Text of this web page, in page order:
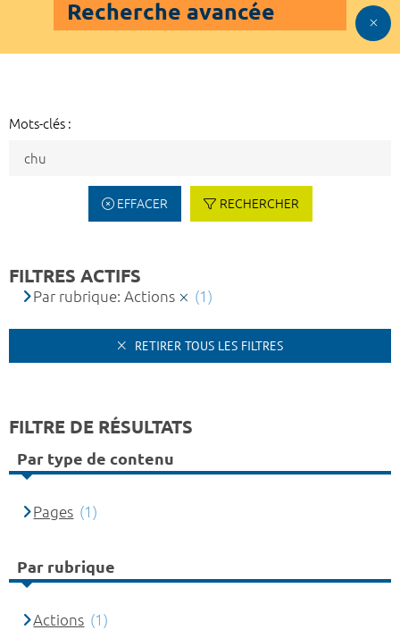
Recherche avancée
Mots-clés :
EFFACER RECHERCHER
FILTRES ACTIFS
Par rubrique: Actions (1)
RETIRER TOUS LES FILTRES
FILTRE DE RÉSULTATS
Par type de contenu
Pages (1)
Par rubrique
Actions (1)